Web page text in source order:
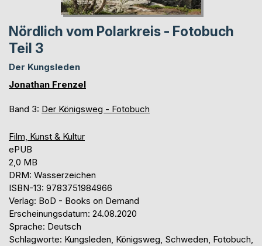
Nördlich vom Polarkreis - Fotobuch
Teil 3
Der Kungsleden
Jonathan Frenzel
Band 3: Der Königsweg - Fotobuch
Film, Kunst & Kultur
ePUB
2,0 MB
DRM: Wasserzeichen
ISBN-13: 9783751984966
Verlag: BoD - Books on Demand
Erscheinungsdatum: 24.08.2020
Sprache: Deutsch
Schlagworte: Kungsleden, Königsweg, Schweden, Fotobuch,